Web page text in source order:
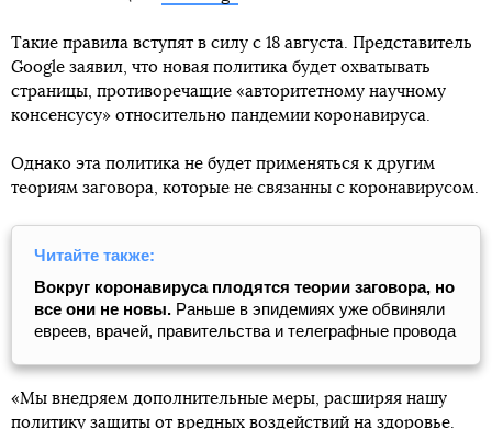
Такие правила вступят в силу с 18 августа. Представитель
Google заявил, что новая политика будет охватывать
страницы, противоречащие «авторитетному научному
консенсусу» относительно пандемии коронавируса.
Однако эта политика не будет применяться к другим
теориям заговора, которые не связанны с коронавирусом.
Читайте также:
Вокруг коронавируса плодятся теории заговора, но
все они не новы. Раньше в эпидемиях уже обвиняли
евреев, врачей, правительства и телеграфные провода
«Мы внедряем дополнительные меры, расширяя нашу
политику защиты от вредных воздействий на здоровье.